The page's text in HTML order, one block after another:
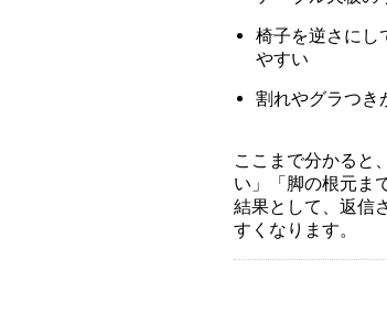
椅子を逆さにし
やすい
割れやグラつき
ここまで分かると
い」「脚の根元ま
結果として、返信
すくなります。